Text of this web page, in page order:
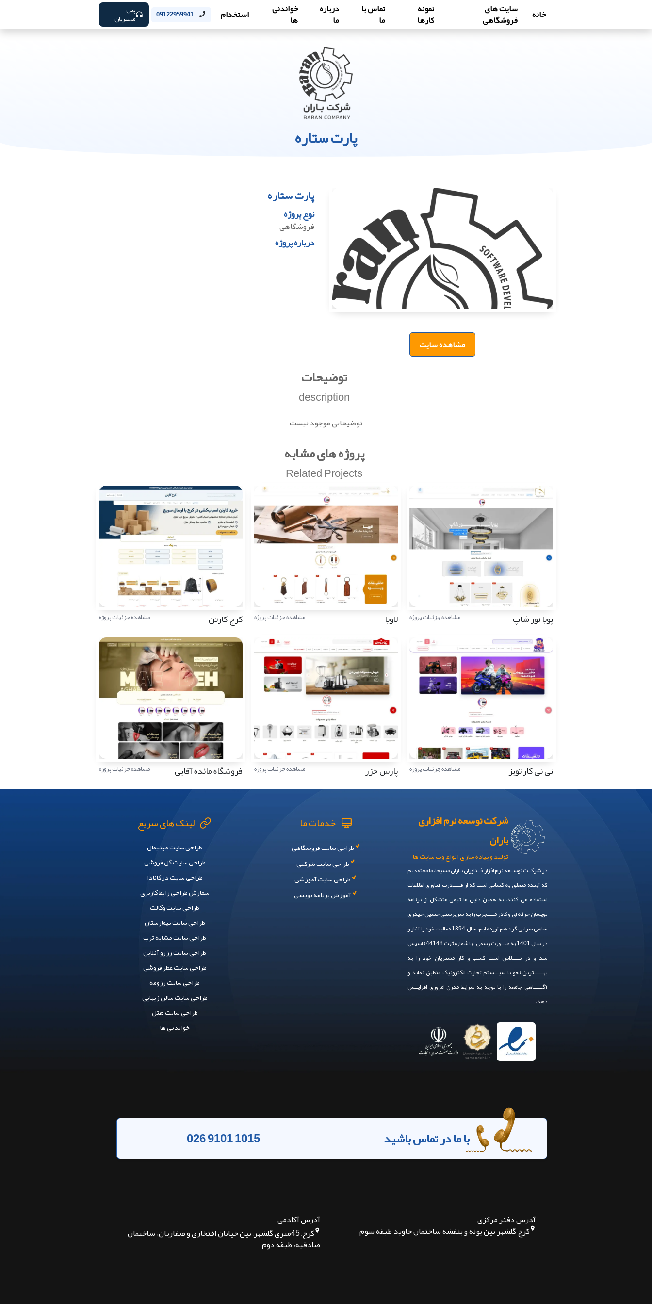
خانه سایت های
فروشگاهی
نمونه
کارها
تماس با
ما
درباره
ما
خواندنی
ها استخدام 09122959941 پنل
مشتریان
پارت ستاره
مشاهده سایت
پارت ستاره
نوع پروژه
فروشگاهی
درباره پروژه
توضیحات
description
توضیحاتی موجود نیست
پروژه های مشابه
Related Projects
پویا نور شاپ مشاهده جزئیات پروژه لاویا مشاهده جزئیات پروژه کرج کارتن مشاهده جزئیات پروژه
نی نی کار تویز مشاهده جزئیات پروژه پارس خزر مشاهده جزئیات پروژه فروشگاه مائده آقایی مشاهده جزئیات پروژه
شرکت توسعه نرم افزاری
باران
تولید و پیاده سازی انواع وب سایت ها
در شرکــت توســعه نرم افزار فــناوران بـاران مسیحا، ما معتقدیم
که آینده متعلق به کسانی است که از قـــــدرت فناوری اطلاعات
استفاده می کنند. به همین دلیل ما تیمی متشکل از برنامه
نویسان حرفه ای و کادر مـــــجرب را به سرپرستی حسین حیدری
شاهی سرایی گرد هم آورده ایم. سال 1394 فعالیت خود را آغاز و
در سال 1401 به صـــورت رسمی ، با شماره ثبت 44148 تاسیس
شد و در تـــــلاش است کسب و کار مشتریان خود را به
بهــــــترین نحو با سیـــستم تجارت الکترونیک منطبق نماید و
آگــــــاهی جامعه را با توجه به شرایط مدرن امروزی افزایــش
دهد.
خدمات ما
طراحی سایت فروشگاهی
طراحی سایت شرکتی
طراحی سایت آموزشی
آموزش برنامه نویسی
لینک های سریع
طراحی سایت مینیمال
طراحی سایت گل فروشی
طراحی سایت در کانادا
سفارش طراحی رابط کاربری
طراحی سایت وکالت
طراحی سایت بیمارستان
طراحی سایت مشابه ترب
طراحی سایت رزرو آنلاین
طراحی سایت عطر فروشی
طراحی سایت رزومه
طراحی سایت سالن زیبایی
طراحی سایت هتل
خواندنی ها
با ما در تماس باشید 026 9101 1015
آدرس دفتر مرکزی
کرج گلشهر بین پونه و بنفشه ساختمان جاوید طبقه سوم
آدرس آکادمی
کرج, 45متری گلشهر, بین خیابان افتخاری و صفاریان، ساختمان
صادقیه، طبقه دوم